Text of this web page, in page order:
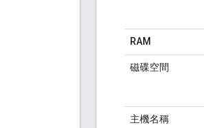
RAM
磁碟空間
主機名稱